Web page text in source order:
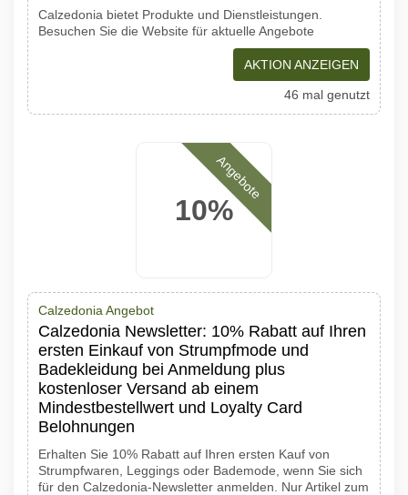
Calzedonia bietet Produkte und Dienstleistungen.
Besuchen Sie die Website für aktuelle Angebote
AKTION ANZEIGEN
46 mal genutzt
10%
Angebote
Calzedonia Angebot
Calzedonia Newsletter: 10% Rabatt auf Ihren
ersten Einkauf von Strumpfmode und
Badekleidung bei Anmeldung plus
kostenloser Versand ab einem
Mindestbestellwert und Loyalty Card
Belohnungen
Erhalten Sie 10% Rabatt auf Ihren ersten Kauf von
Strumpfwaren, Leggings oder Bademode, wenn Sie sich
für den Calzedonia-Newsletter anmelden. Nur Artikel zum